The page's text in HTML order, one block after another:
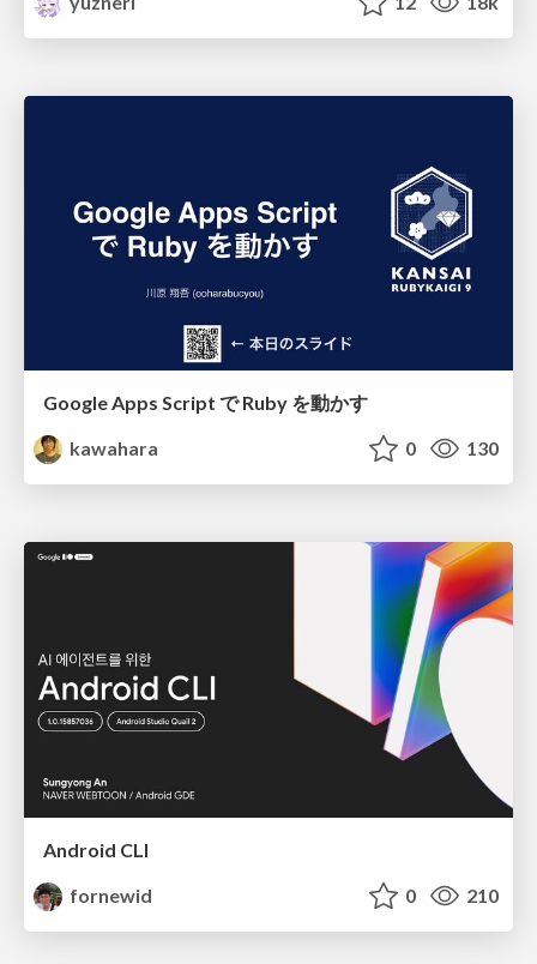
Google Apps Script で Ruby を動かす
kawahara
0 130
Android CLI
fornewid
0 210